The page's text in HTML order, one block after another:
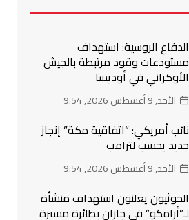
الدفاع الروسية: استهداف
مستودعات وقود مرتبطة بالجيش
الأوكراني في أوديسا
الأحد, 9 أغسطس 2026, 9:54
نائب أمريكي: “اتفاقية مكة” إنجاز
جديد يحسب لترامب
الأحد, 9 أغسطس 2026, 9:54
الحوثيون يعلنون استهداف منشأة
لـ”أرامكو” في جازان بطائرة مسيرة